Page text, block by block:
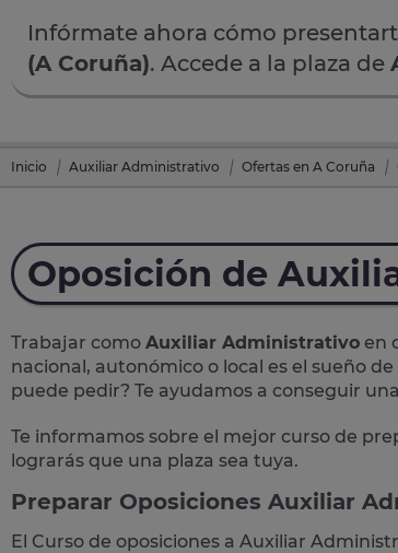
Infórmate ahora cómo
(A Coruña). Accede a la plaza de
Inicio Auxiliar Administrativo Ofertas en A Coruña
Oposición de
Trabajar como Auxiliar Administrativo en
nacional, autonómico o local es el sueño
puede pedir? Te ayudamos a conseguir
Te informamos sobre el mejor curso de
lograrás que una plaza sea tuya.
Preparar Oposiciones Auxiliar
El Curso de oposiciones a Auxiliar